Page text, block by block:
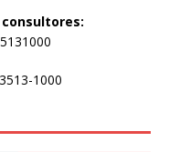
1000